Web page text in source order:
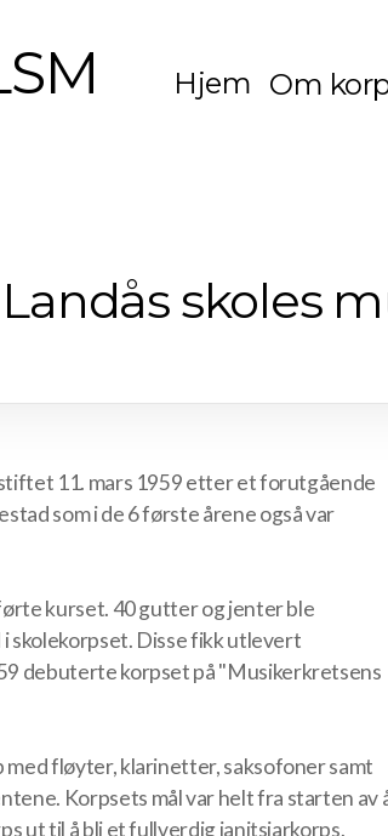
Hjem Om
skoles
11. mars 1959 etter et forutgående
som i de 6 første årene også var
kurset. 40 gutter og jenter ble
Disse fikk utlevert
debuterte korpset på "Musikerkretsens
med fløyter, klarinetter, saksofoner samt
Korpsets mål var helt fra starten av
ut til å bli et fullverdig janitsjarkorps.